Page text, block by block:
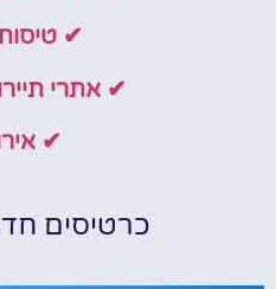
✔
✔ אתרי
✔
כרטיסים